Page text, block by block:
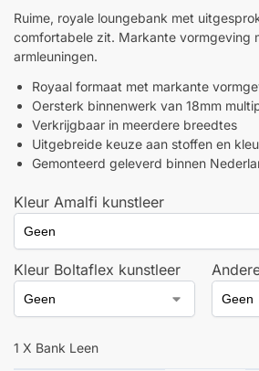
Ruime, royale loungebank met
comfortabele zit. Markante vormgeving
armleuningen.
Royaal formaat met markante
Oersterk binnenwerk van 18mm
Verkrijgbaar in meerdere breedtes
Uitgebreide keuze aan stoffen en
Gemonteerd geleverd binnen
Kleur Amalfi kunstleer
Kleur Boltaflex kunstleer
1 X Bank Leen